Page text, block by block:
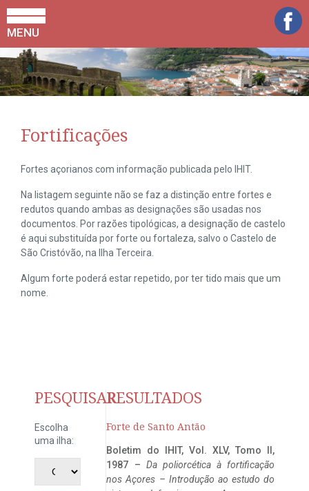
MENU
Fortificações
Fortes açorianos com informação publicada pelo IHIT.
Na listagem seguinte não se faz a distinção entre fortes e
redutos quando ambas as designações são usadas nos
documentos. Por razões tipológicas, a designação de castelo
é aqui substituída por forte ou fortaleza, salvo o Castelo de
São Cristóvão, na Ilha Terceira.
Algum forte poderá estar repetido, por ter tido mais que um
nome.
PESQUISAR
Escolha
uma ilha:
RESULTADOS
Forte de Santo Antão
Boletim do IHIT, Vol. XLV, Tomo II,
1987 – Da poliorcética à fortificação
nos Açores – Introdução ao estudo do